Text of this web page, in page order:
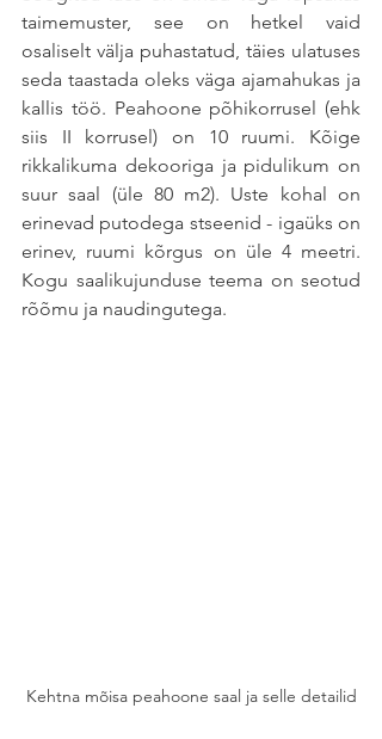
taimemuster, see on hetkel vaid
osaliselt välja puhastatud, täies ulatuses
seda taastada oleks väga ajamahukas ja
kallis töö. Peahoone põhikorrusel (ehk
siis II korrusel) on 10 ruumi. Kõige
rikkalikuma dekooriga ja pidulikum on
suur saal (üle 80 m2). Uste kohal on
erinevad putodega stseenid - igaüks on
erinev, ruumi kõrgus on üle 4 meetri.
Kogu saalikujunduse teema on seotud
rõõmu ja naudingutega.
Kehtna mõisa peahoone saal ja selle detailid